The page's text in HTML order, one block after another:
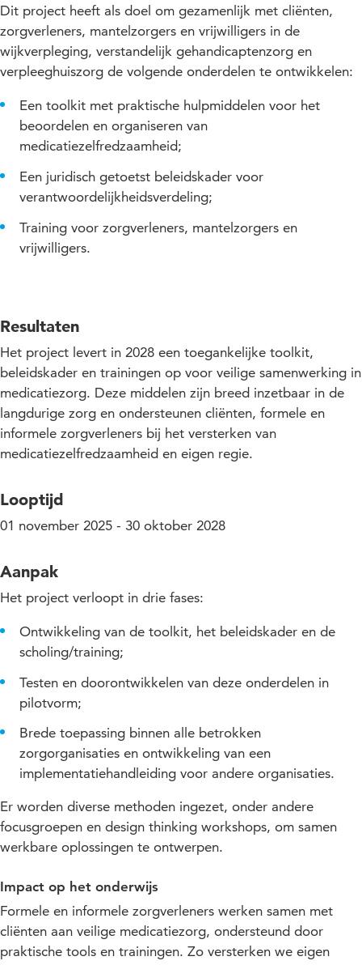
Dit project heeft als doel om gezamenlijk met cliënten,
zorgverleners, mantelzorgers en vrijwilligers in de
wijkverpleging, verstandelijk gehandicaptenzorg en
verpleeghuiszorg de volgende onderdelen te ontwikkelen:
Een toolkit met praktische hulpmiddelen voor het
beoordelen en organiseren van
medicatiezelfredzaamheid;
Een juridisch getoetst beleidskader voor
verantwoordelijkheidsverdeling;
Training voor zorgverleners, mantelzorgers en
vrijwilligers.
Resultaten
Het project levert in 2028 een toegankelijke toolkit,
beleidskader en trainingen op voor veilige samenwerking in
medicatiezorg. Deze middelen zijn breed inzetbaar in de
langdurige zorg en ondersteunen cliënten, formele en
informele zorgverleners bij het versterken van
medicatiezelfredzaamheid en eigen regie.
Looptijd
01 november 2025 - 30 oktober 2028
Aanpak
Het project verloopt in drie fases:
Ontwikkeling van de toolkit, het beleidskader en de
scholing/training;
Testen en doorontwikkelen van deze onderdelen in
pilotvorm;
Brede toepassing binnen alle betrokken
zorgorganisaties en ontwikkeling van een
implementatiehandleiding voor andere organisaties.
Er worden diverse methoden ingezet, onder andere
focusgroepen en design thinking workshops, om samen
werkbare oplossingen te ontwerpen.
Impact op het onderwijs
Formele en informele zorgverleners werken samen met
cliënten aan veilige medicatiezorg, ondersteund door
praktische tools en trainingen. Zo versterken we eigen